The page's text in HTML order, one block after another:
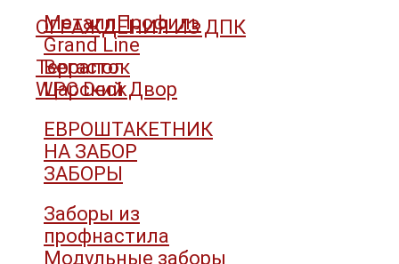
МеталлПрофиль
Grand Line
Вегасток
Царский Двор
ЕВРОШТАКЕТНИК
НА ЗАБОР
ЗАБОРЫ
Заборы из
профнастила
Модульные заборы
ОГРАЖДЕНИЯ ИЗ ДПК
Террапол
WPC Deck